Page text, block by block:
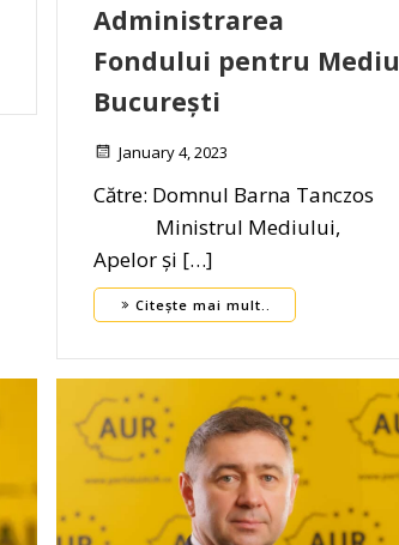
Administrarea
Fondului pentru Mediu
București
January 4, 2023
Către: Domnul Barna Tanczos
Ministrul Mediului,
Apelor și […]
Citește mai mult..